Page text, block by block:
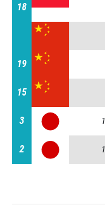
18
19
15
3
2
18
19
15
3
2